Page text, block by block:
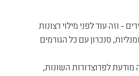
– וזה עוד לפני מילוי רצונות
סנכרון עם כל הגורמים
מודעת לפרוצדורות השונות,